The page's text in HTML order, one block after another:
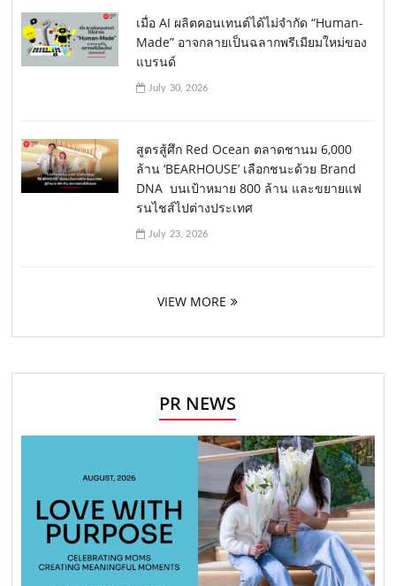
เมื่อ AI ผลิตคอนเทนต์ได้ไม่จำกัด “Human-
Made” อาจกลายเป็นฉลากพรีเมียมใหม่ของ
แบรนด์
July 30, 2026
สูตรสู้ศึก Red Ocean ตลาดชานม 6,000
ล้าน ‘BEARHOUSE’ เลือกชนะด้วย Brand
DNA บนเป้าหมาย 800 ล้าน และขยายแฟ
รนไชส์ไปต่างประเทศ
July 23, 2026
VIEW MORE
PR NEWS